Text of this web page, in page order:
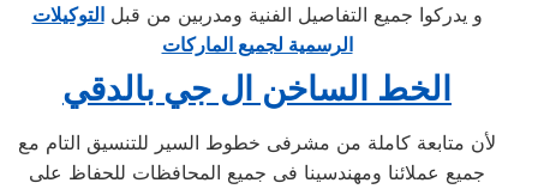
و يدركوا جميع التفاصيل الفنية ومدربين من قبلالتوكيلات
الرسمية لجميع الماركات
الخط الساخن ال جي بالدقي
لأن متابعة كاملة من مشرفى خطوط السير للتنسيق التام مع
جميع عملائنا ومهندسينا فى جميع المحافظات للحفاظ على